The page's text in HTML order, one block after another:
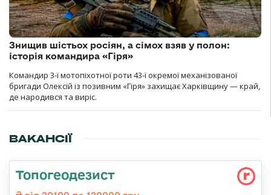
Знищив шістьох росіян, а сімох взяв у полон:
історія командира «Гіря»
Командир 3-ї мотопіхотної роти 43-ї окремої механізованої
бригади Олексій із позивним «Гіря» захищає Харківщину — край,
де народився та виріс.
ВАКАНСІЇ
Топогеодезист